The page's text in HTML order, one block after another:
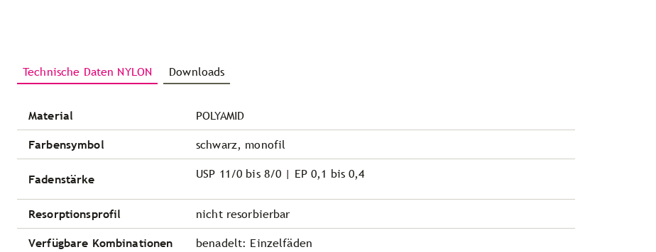
Technische Daten NYLON Downloads
Material POLYAMID
Farbensymbol schwarz, monofil
Fadenstärke USP 11/0 bis 8/0 | EP 0,1 bis 0,4
Resorptionsprofil nicht resorbierbar
Verfügbare Kombinationen benadelt: Einzelfäden